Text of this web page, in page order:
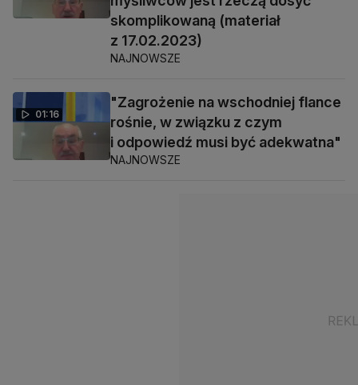
skomplikowaną (materiał
z 17.02.2023)
NAJNOWSZE
01:16
"Zagrożenie na wschodniej flance
rośnie, w związku z czym
i odpowiedź musi być adekwatna"
NAJNOWSZE